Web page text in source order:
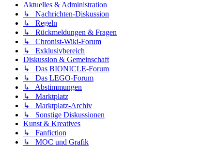
Aktuelles & Administration
↳ Nachrichten-Diskussion
↳ Regeln
↳ Rückmeldungen & Fragen
↳ Chronist-Wiki-Forum
↳ Exklusivbereich
Diskussion & Gemeinschaft
↳ Das BIONICLE-Forum
↳ Das LEGO-Forum
↳ Abstimmungen
↳ Marktplatz
↳ Marktplatz-Archiv
↳ Sonstige Diskussionen
Kunst & Kreatives
↳ Fanfiction
↳ MOC und Grafik